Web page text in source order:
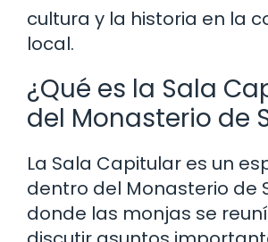
cultura y la historia en la
local.
¿Qué es la Sala
del Monasterio de
La Sala Capitular es un
dentro del Monasterio de
donde las monjas se